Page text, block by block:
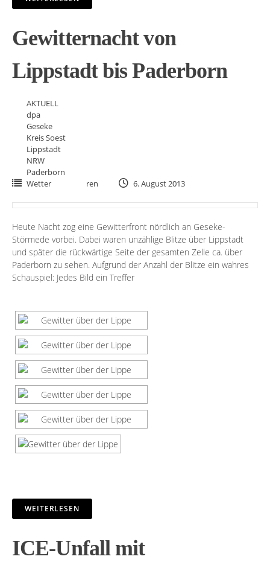
Gewitternacht von
Lippstadt bis Paderborn
AKTUELL
dpa
Geseke
Kreis Soest
Lippstadt
NRW
Paderborn
Wetter
ren 6. August 2013
Heute Nacht zog eine Gewitterfront nördlich an Geseke-
Störmede vorbei. Dabei waren unzählige Blitze über Lippstadt
und später die rückwärtige Seite der gesamten Zelle ca. über
Paderborn zu sehen. Aufgrund der Anzahl der Blitze ein wahres
Schauspiel: Jedes Bild ein Treffer
WEITERLESEN
ICE-Unfall mit